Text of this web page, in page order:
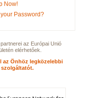
Now!
your Password?
az Európai Unió
elérhetőek.
az Önhöz legközelebbi